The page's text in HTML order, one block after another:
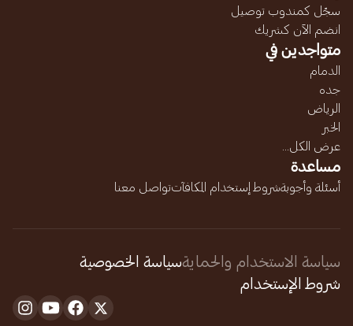
سجّل كمندوب توصيل
انضم الآن كشريك
متواجدين في
الدمام
جده
الرياض
الخبر
عرض الكل...
مساعدة
أسئلة وأجوبةشروط إستخدام المكافآتتواصل معنا
سياسة الاستخدام والحمايةسياسة الخصوصية
شروط الإستخدام